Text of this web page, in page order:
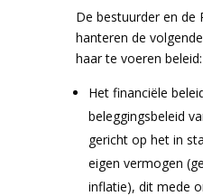
De bestuurder en de
hanteren de
haar te voeren beleid:
Het financiële
beleggingsbeleid
gericht op het in
eigen vermogen
inflatie), dit mede